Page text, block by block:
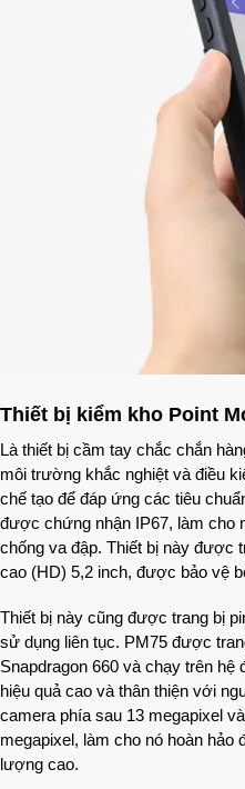
Thiết bị kiểm kho Point
Là thiết bị cầm tay chắc chắn
môi trường khắc nghiệt và điều
chế tạo để đáp ứng các tiêu
được chứng nhận IP67, làm cho
chống va đập. Thiết bị này được
cao (HD) 5,2 inch, được bảo vệ
Thiết bị này cũng được trang bị
sử dụng liên tục. PM75 được
Snapdragon 660 và chạy trên hệ
hiệu quả cao và thân thiện với
camera phía sau 13 megapixel
megapixel, làm cho nó hoàn hảo
lượng cao.